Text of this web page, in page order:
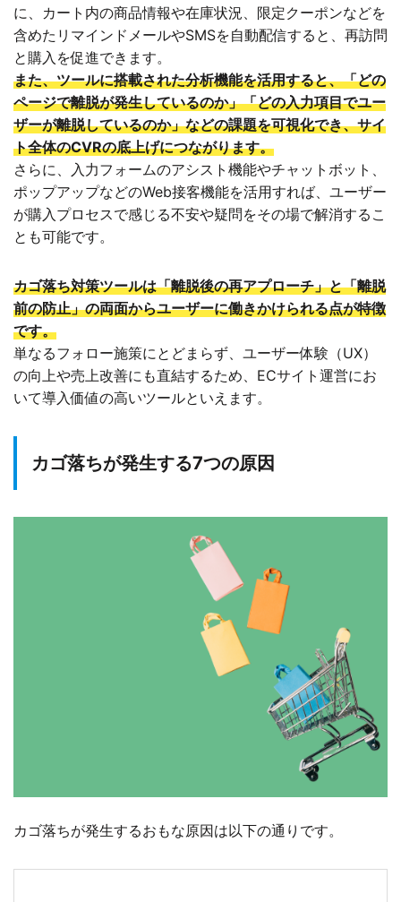
に、カート内の商品情報や在庫状況、限定クーポンなどを
含めたリマインドメールやSMSを自動配信すると、再訪問
と購入を促進できます。
また、ツールに搭載された分析機能を活用すると、「どの
ページで離脱が発生しているのか」「どの入力項目でユー
ザーが離脱しているのか」などの課題を可視化でき、サイ
ト全体のCVRの底上げにつながります。
さらに、入力フォームのアシスト機能やチャットボット、
ポップアップなどのWeb接客機能を活用すれば、ユーザー
が購入プロセスで感じる不安や疑問をその場で解消するこ
とも可能です。
カゴ落ち対策ツールは「離脱後の再アプローチ」と「離脱
前の防止」の両面からユーザーに働きかけられる点が特徴
です。
単なるフォロー施策にとどまらず、ユーザー体験（UX）
の向上や売上改善にも直結するため、ECサイト運営にお
いて導入価値の高いツールといえます。
カゴ落ちが発生する7つの原因
カゴ落ちが発生するおもな原因は以下の通りです。